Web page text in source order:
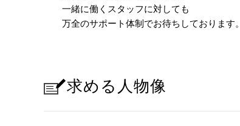
一緒に働くスタッフに対しても
万全のサポート体制でお待ちしております。
求める人物像